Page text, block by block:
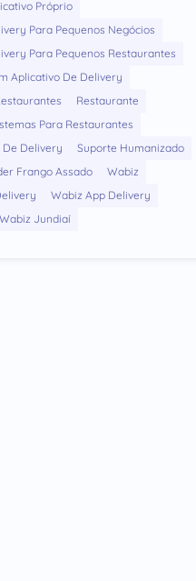
Próprio
Para Pequenos Negócios
Para Pequenos Restaurantes
Aplicativo De Delivery
Restaurante
Para Restaurantes
De Delivery
Suporte Humanizado
Frango Assado
Wabiz
Wabiz App Delivery
Wabiz Jundiaí